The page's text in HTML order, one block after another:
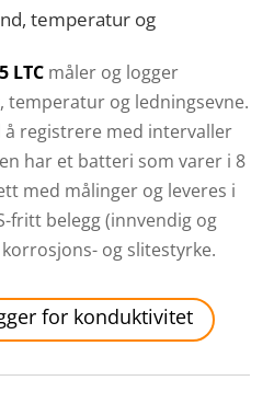
temperatur og
LTC måler og logger
temperatur og ledningsevne.
registrere med intervaller
har et batteri som varer i 8
med målinger og leveres i
fritt belegg (innvendig og
og slitestyrke.
for konduktivitet